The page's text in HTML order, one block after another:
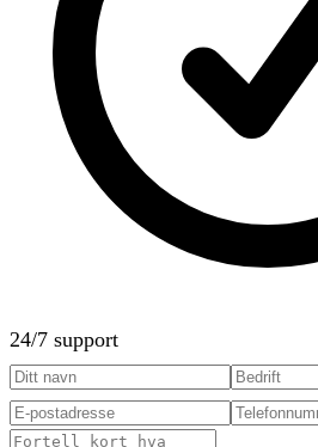
24/7 support